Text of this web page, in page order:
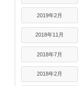
2019年2月
2018年11月
2018年7月
2018年2月